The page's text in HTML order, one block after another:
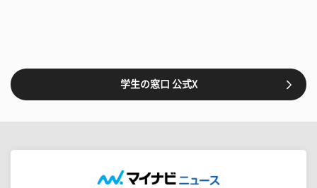
学生の窓口 公式X